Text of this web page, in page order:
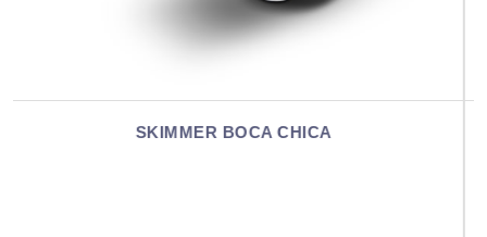
SKIMMER MINI FV